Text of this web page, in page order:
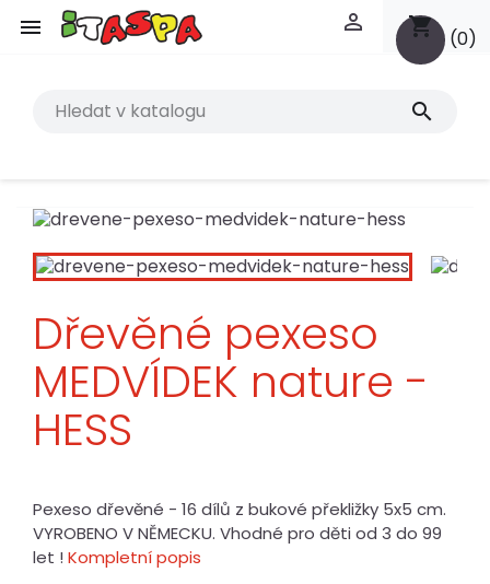
 shopping_cart (0)

search
Dřevěné pexeso
MEDVÍDEK nature -
HESS
Pexeso dřevěné - 16 dílů z bukové překližky 5x5 cm.
VYROBENO V NĚMECKU. Vhodné pro děti od 3 do 99
let ! Kompletní popis